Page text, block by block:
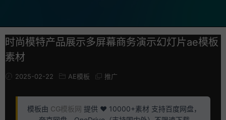
时尚模特产品展示多屏幕商务演示幻灯片ae模板
素材
2025-02-22 AE模板 推广
模板由 CG模板网 提供 ❤️ 10000+素材 支持百度网盘，